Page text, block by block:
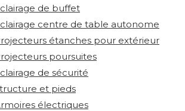
de buffet
centre de table autonome
étanches pour extérieur
poursuites
de sécurité
et pieds
électriques